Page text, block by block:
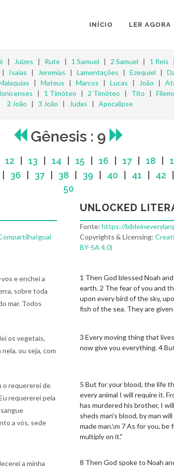
INÍCIO LER AGORA
| Juízes | Rute| 1 Samuel | 2 Samuel | 1 Reis
| Isaías | Jeremias | Lamentações | Ezequiel |
| Mateus | Marcos | Lucas | João |
| 1 Timóteo | 2 Timóteo | Tito |
2 João | 3 João | Judas | Apocalipse
Gênesis : 9
12 13 14 15 16 17| 18
36 37| 38 39 40 41 42
50
UNLOCKED
Fonte:https://
Copyrights & Licensing:
BY-SA 4.0)
e enchei a
sobre toda
mar. Todos
1 Then God blessed Noah
earth. 2 The fear of you and
upon every bird of the sky,
fish of the sea. They are
os vegetais,
ou seja, com
3 Every moving thing that
now give you everything. 4
o requererei de
requererei pela
a vós, sede
5 But for your blood, the life
every animal I will require it.
has murdered his brother, I
sheds man's blood, by man
made man.\m 7 As for you,
multiply on it."
a minha
8 Then God spoke to Noah